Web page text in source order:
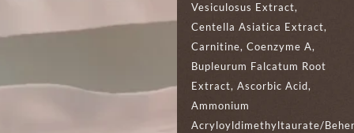
Vesiculosus Extract,
Centella Asiatica Extract,
Carnitine, Coenzyme A,
Bupleurum Falcatum Root
Extract, Ascorbic Acid,
Ammonium
Acryloyldimethyltaurate/